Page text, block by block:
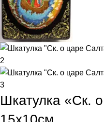
Шкатулка «Ск.